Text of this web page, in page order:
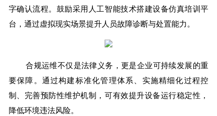
字确认流程。鼓励采用人工智能技术搭建设备仿真培训平
台，通过虚拟现实场景提升人员故障诊断与处置能力。
合规运维不仅是法律义务，更是企业可持续发展的重
要保障。通过构建标准化管理体系、实施精细化过程控
制、完善预防性维护机制，可有效提升设备运行稳定性，
降低环境违法风险。